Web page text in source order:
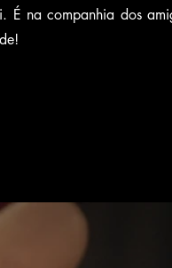
É na companhia dos